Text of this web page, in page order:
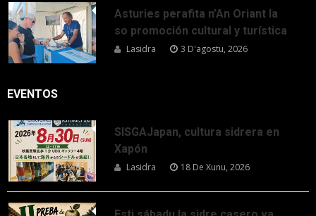
Asturies perafita n’An Oriant la
so promoción cultural y turística
Lasidra 3 D'agostu, 2026
EVENTOS
SISGAJapan, cultura sidrera en
Xapón
Lasidra 18 De Xunu, 2026